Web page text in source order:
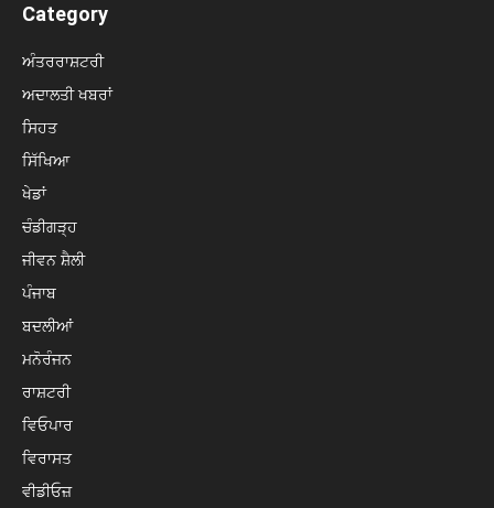
Category
ਅੰਤਰਰਾਸ਼ਟਰੀ
ਅਦਾਲਤੀ ਖਬਰਾਂ
ਸਿਹਤ
ਸਿੱਖਿਆ
ਖੇਡਾਂ
ਚੰਡੀਗੜ੍ਹ
ਜੀਵਨ ਸ਼ੈਲੀ
ਪੰਜਾਬ
ਬਦਲੀਆਂ
ਮਨੋਰੰਜਨ
ਰਾਸ਼ਟਰੀ
ਵਿਓਪਾਰ
ਵਿਰਾਸਤ
ਵੀਡੀਓਜ਼